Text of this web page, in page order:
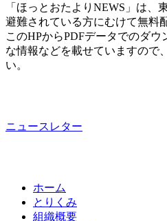
「ほっとおたよりNEWS」は、
避難されている方にむけて無料
このHPからPDFデータでのダウ
な情報などを載せていますので
い。
ニュースレター
ホーム
とりくみ
組織概要